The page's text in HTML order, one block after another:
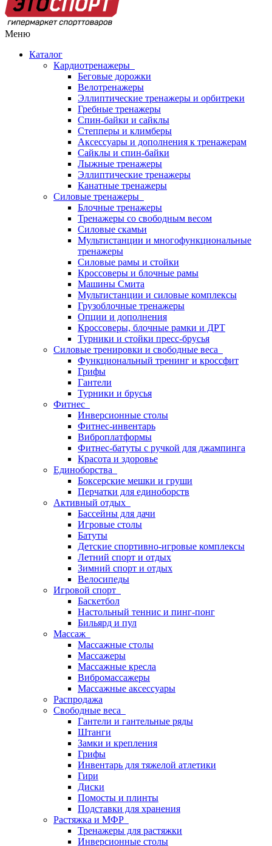
Меню
Каталог
Кардиотренажеры
Беговые дорожки
Велотренажеры
Эллиптические тренажеры и орбитреки
Гребные тренажеры
Спин-байки и сайклы
Степперы и климберы
Аксессуары и дополнения к тренажерам
Сайклы и спин-байки
Лыжные тренажеры
Эллиптические тренажеры
Канатные тренажеры
Силовые тренажеры
Блочные тренажеры
Тренажеры со свободным весом
Силовые скамьи
Мультистанции и многофункциональные
тренажеры
Силовые рамы и стойки
Кроссоверы и блочные рамы
Машины Смита
Мультистанции и силовые комплексы
Грузоблочные тренажеры
Опции и дополнения
Кроссоверы, блочные рамки и ДРТ
Турники и стойки пресс-брусья
Силовые тренировки и свободные веса
Функциональный тренинг и кроссфит
Грифы
Гантели
Турники и брусья
Фитнес
Инверсионные столы
Фитнес-инвентарь
Виброплатформы
Фитнес-батуты с ручкой для джампинга
Красота и здоровье
Единоборства
Боксерские мешки и груши
Перчатки для единоборств
Активный отдых
Бассейны для дачи
Игровые столы
Батуты
Детские спортивно-игровые комплексы
Летний спорт и отдых
Зимний спорт и отдых
Велосипеды
Игровой спорт
Баскетбол
Настольный теннис и пинг-понг
Бильярд и пул
Массаж
Массажные столы
Массажеры
Массажные кресла
Вибромассажеры
Массажные аксессуары
Распродажа
Свободные веса
Гантели и гантельные ряды
Штанги
Замки и крепления
Грифы
Инвентарь для тяжелой атлетики
Гири
Диски
Помосты и плинты
Подставки для хранения
Растяжка и МФР
Тренажеры для растяжки
Инверсионные столы